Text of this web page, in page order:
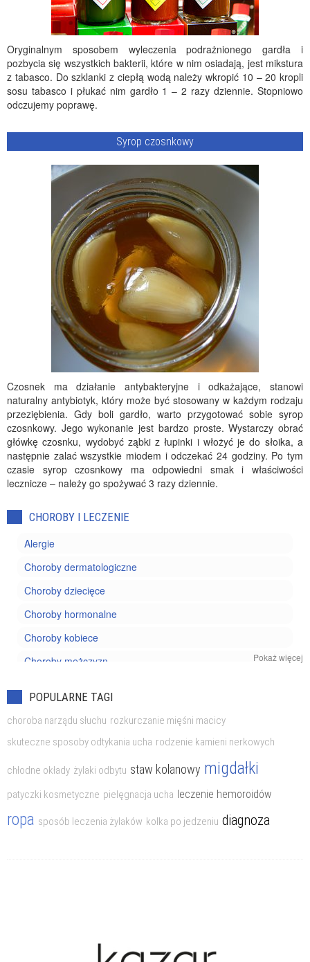
Oryginalnym sposobem wyleczenia podrażnionego gardła i
pozbycia się wszystkich bakterii, które w nim osiadają, jest mikstura
z tabasco. Do szklanki z ciepłą wodą należy wkropić 10 – 20 kropli
sosu tabasco i płukać nim gardło 1 – 2 razy dziennie. Stopniowo
odczujemy poprawę.
Syrop czosnkowy
Czosnek ma działanie antybakteryjne i odkażające, stanowi
naturalny antybiotyk, który może być stosowany w każdym rodzaju
przeziębienia. Gdy boli gardło, warto przygotować sobie syrop
czosnkowy. Jego wykonanie jest bardzo proste. Wystarczy obrać
główkę czosnku, wydobyć ząbki z łupinki i włożyć je do słoika, a
następnie zalać wszystkie miodem i odczekać 24 godziny. Po tym
czasie syrop czosnkowy ma odpowiedni smak i właściwości
lecznicze – należy go spożywać 3 razy dziennie.
CHOROBY I LECZENIE
Alergie
Choroby dermatologiczne
Choroby dziecięce
Choroby hormonalne
Choroby kobiece
Choroby mężczyzn
Choroby układu krążenia
Choroby układu moczowego
Choroby układu nerwowego
Choroby zakaźne
Pokaż więcej
POPULARNE TAGI
choroba narządu słuchu rozkurczanie mięśni macicy
skuteczne sposoby odtykania ucha rodzenie kamieni nerkowych
chłodne okłady żylaki odbytu staw kolanowy migdałki
patyczki kosmetyczne pielęgnacja ucha leczenie hemoroidów
ropa sposób leczenia żylaków kolka po jedzeniu diagnoza